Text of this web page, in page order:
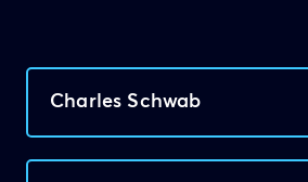
Charles Schwab